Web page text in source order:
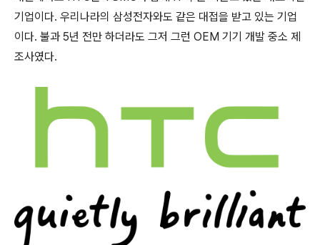
기업이다. 우리나라의 삼성전자와도 같은 대접을 받고 있는 기업
이다. 불과 5년 전만 하더라도 그저 그런 OEM 기기 개발 중소 제
조사였다.